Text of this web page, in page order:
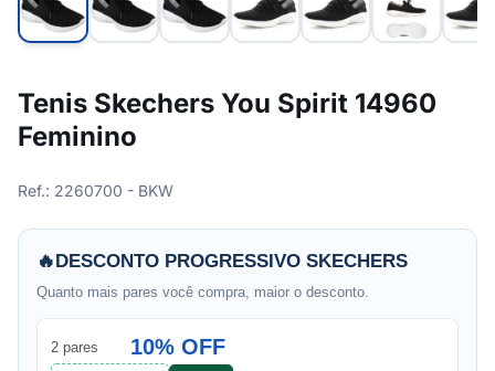
Tenis Skechers You Spirit 14960
Feminino
Ref.: 2260700 - BKW
🔥DESCONTO PROGRESSIVO SKECHERS
Quanto mais pares você compra, maior o desconto.
2 pares 10% OFF